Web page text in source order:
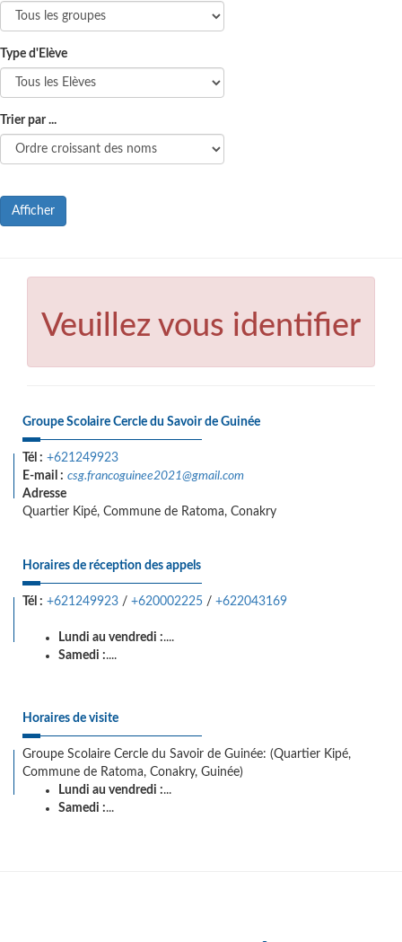
Type d'Elève
Trier par ...
Afficher
Veuillez vous identifier
Groupe Scolaire Cercle du Savoir de Guinée
Tél : +621249923
E-mail : csg.francoguinee2021@gmail.com
Adresse
Quartier Kipé, Commune de Ratoma, Conakry
Horaires de réception des appels
Tél : +621249923 / +620002225 / +622043169
Lundi au vendredi :....
Samedi :....
Horaires de visite
Groupe Scolaire Cercle du Savoir de Guinée: (Quartier Kipé,
Commune de Ratoma, Conakry, Guinée)
Lundi au vendredi :...
Samedi :...